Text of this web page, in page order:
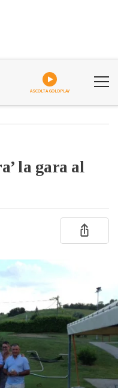
ASCOLTA GOLDPLAY
la gara al